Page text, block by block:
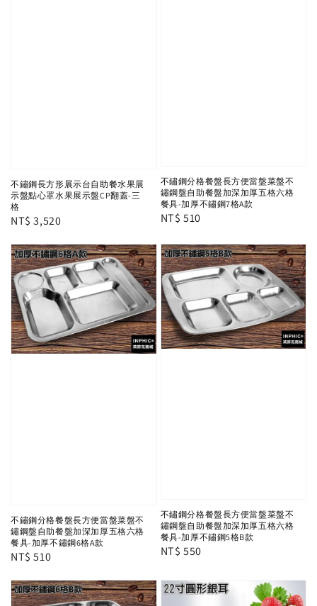
不鏽鋼長方形展示台自助餐水果展
示盤點心罩水果展示盤CP翻蓋-三
格
Regular
NT$ 3,520
不鏽鋼分格餐盤長方便當盤菜盤不
鏽鋼盤自助餐盤加深加厚五格六格
餐具-加厚不鏽鋼7格A款
Regular
NT$ 510
不鏽鋼分格餐盤長方便當盤菜盤不
鏽鋼盤自助餐盤加深加厚五格六格
餐具-加厚不鏽鋼6格A款
Regular
NT$ 510
不鏽鋼分格餐盤長方便當盤菜盤不
鏽鋼盤自助餐盤加深加厚五格六格
餐具-加厚不鏽鋼5格B款
Regular
NT$ 550